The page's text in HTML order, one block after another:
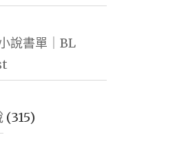
說書單｜BL
(315)